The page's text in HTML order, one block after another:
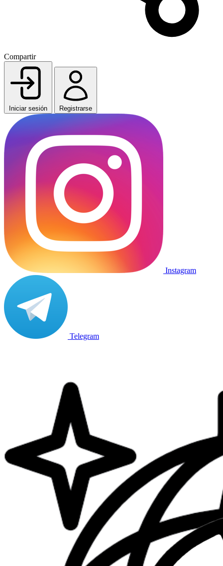
Compartir
Iniciar sesión Registrarse
Instagram
Telegram